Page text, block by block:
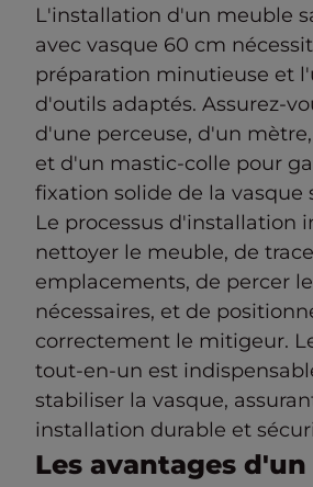
L'installation d'un meuble
avec vasque 60 cm
préparation minutieuse et
d'outils adaptés. Assurez-
d'une perceuse, d'un
et d'un mastic-colle pour
fixation solide de la vasque
Le processus d'installation
nettoyer le meuble, de
emplacements, de percer
nécessaires, et de
correctement le mitigeur.
tout-en-un est
stabiliser la vasque,
installation durable et
Les avantages